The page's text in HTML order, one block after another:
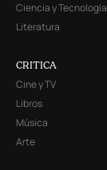
Ciencia y Tecnología
Literatura
CRITICA
Cine y TV
Libros
Música
Arte